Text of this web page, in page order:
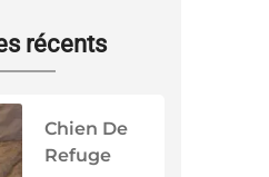
récents
Chien De
Refuge